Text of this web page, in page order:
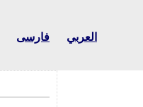
العربي فارسی